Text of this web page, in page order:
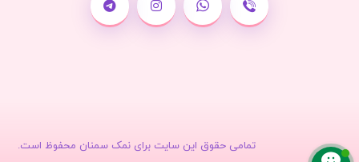
تمامی حقوق این سایت برای نمک سمنان محفوظ است.